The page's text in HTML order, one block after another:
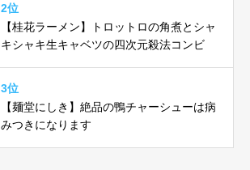
2位
【桂花ラーメン】トロットロの角煮とシャ
キシャキ生キャベツの四次元殺法コンビ
3位
【麺堂にしき】絶品の鴨チャーシューは病
みつきになります